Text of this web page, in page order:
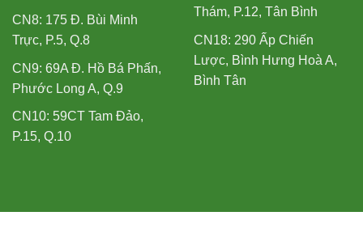
CN8: 175 Đ. Bùi Minh
Trực, P.5, Q.8
CN9: 69A Đ. Hồ Bá Phấn,
Phước Long A, Q.9
CN10: 59CT Tam Đảo,
P.15, Q.10
Thám, P.12, Tân Bình
CN18: 290 Ấp Chiến
Lược, Bình Hưng Hoà A,
Bình Tân